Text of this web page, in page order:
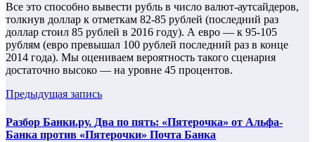
Все это способно вывести рубль в число валют-аутсайдеров,
толкнув доллар к отметкам 82-85 рублей (последний раз
доллар стоил 85 рублей в 2016 году). А евро — к 95-105
рублям (евро превышал 100 рублей последний раз в конце
2014 года). Мы оцениваем вероятность такого сценария
достаточно высоко — на уровне 45 процентов.
Предыдущая запись
Разбор Банки.ру. Два по пять: «Пятерочка» от Альфа-
Банка против «Пятерочки» Почта Банка